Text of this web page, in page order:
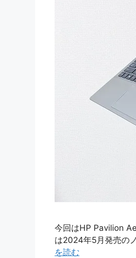
今回はHP Pavilion
は2024年5月発売の
を読む